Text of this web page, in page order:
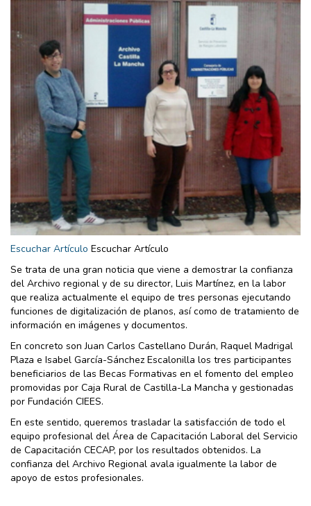
Escuchar Artículo Escuchar Artículo
Se trata de una gran noticia que viene a demostrar la confianza
del Archivo regional y de su director, Luis Martínez, en la labor
que realiza actualmente el equipo de tres personas ejecutando
funciones de digitalización de planos, así como de tratamiento de
información en imágenes y documentos.
En concreto son Juan Carlos Castellano Durán, Raquel Madrigal
Plaza e Isabel García-Sánchez Escalonilla los tres participantes
beneficiarios de las Becas Formativas en el fomento del empleo
promovidas por Caja Rural de Castilla-La Mancha y gestionadas
por Fundación CIEES.
En este sentido, queremos trasladar la satisfacción de todo el
equipo profesional del Área de Capacitación Laboral del Servicio
de Capacitación CECAP, por los resultados obtenidos. La
confianza del Archivo Regional avala igualmente la labor de
apoyo de estos profesionales.